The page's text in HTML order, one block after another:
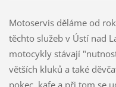
Motoservis děláme od
těchto služeb v Ústí nad
motocykly stávají
větších kluků a také
pokec, kafe a při tom se